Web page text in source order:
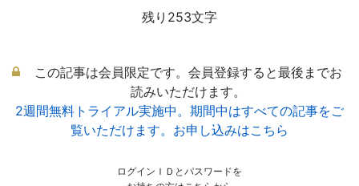
残り253文字
この記事は会員限定です。会員登録すると最後までお
読みいただけます。
2週間無料トライアル実施中。期間中はすべての記事をご
覧いただけます。お申し込みはこちら
ログインＩＤとパスワードを